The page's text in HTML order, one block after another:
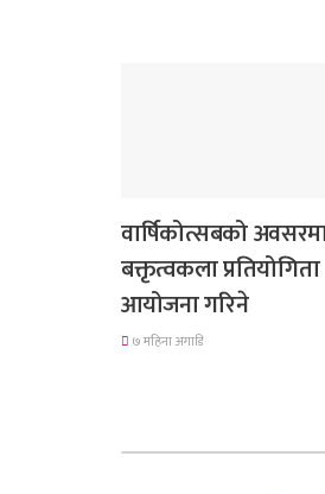
वार्षिकोत्सबको
बक्तृत्वकला प्रतियोगिता
आयोजना गरिने
७ महिना अगाडि